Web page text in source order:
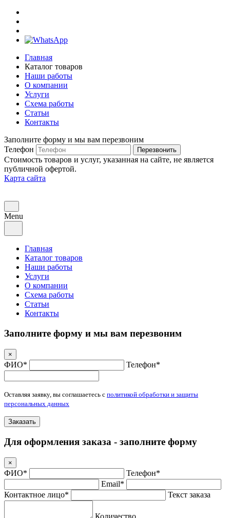
Главная
Каталог товаров
Наши работы
О компании
Услуги
Схема работы
Статьи
Контакты
Заполните форму и мы вам перезвоним
Телефон
Перезвонить
Стоимость товаров и услуг, указанная на сайте, не является
публичной офертой.
Карта сайта
Menu
Главная
Каталог товаров
Наши работы
Услуги
О компании
Схема работы
Статьи
Контакты
Заполните форму и мы вам перезвоним
×
ФИО* Телефон*
Оставляя заявку, вы соглашаетесь с политикой обработки и защиты
персональных данных
Заказать
Для оформления заказа - заполните форму
×
ФИО*
Телефон*
Email*
Контактное лицо*
Текст заказа
Количество